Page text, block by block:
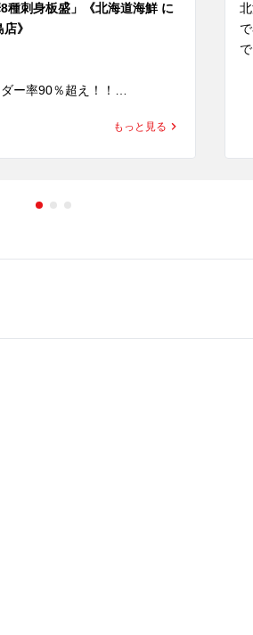
種刺身板盛」《北海道海鮮 に
》
ー率90％超え！！
破格の値段で提供しておりま
ィーが誇りです。
ほんいち 福島店
もっと見る